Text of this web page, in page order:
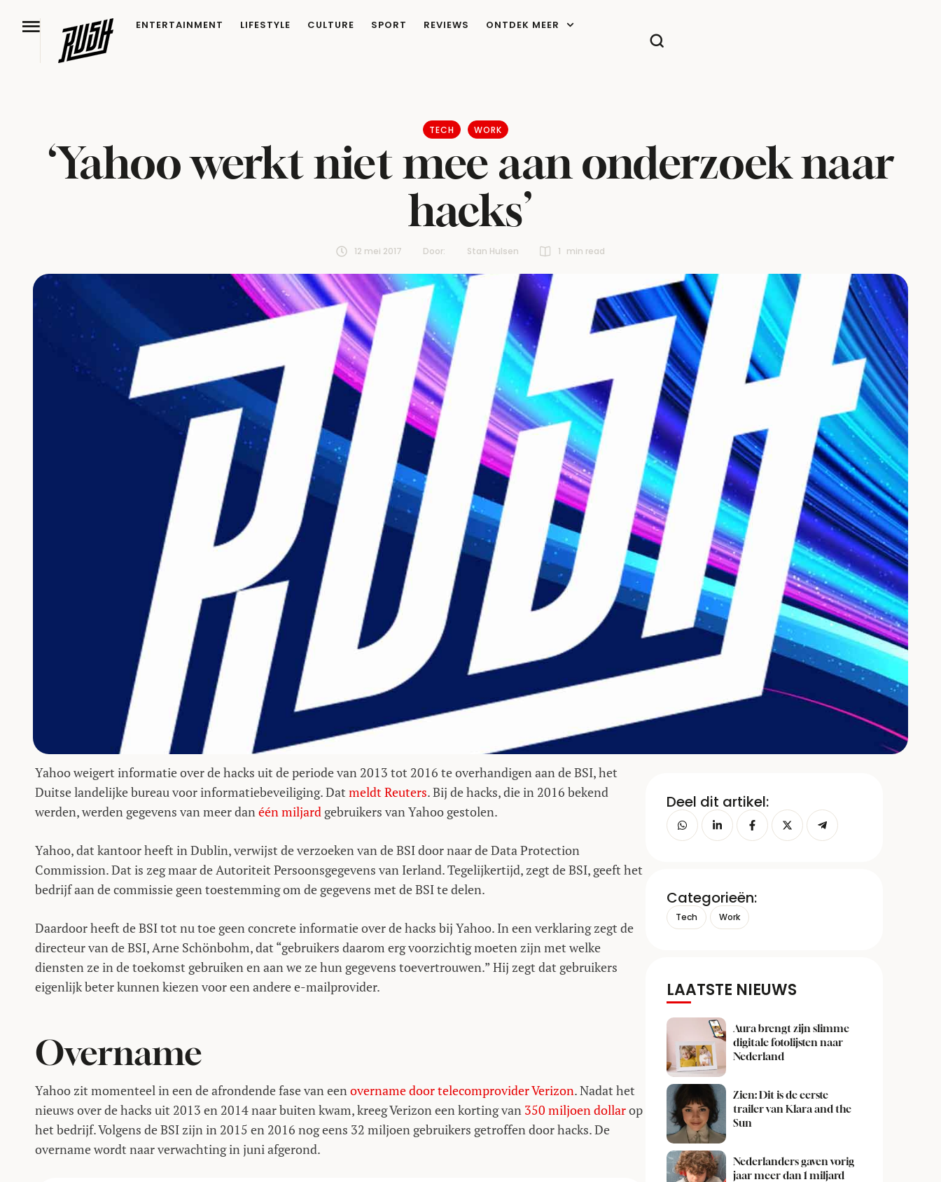
ENTERTAINMENT LIFESTYLE CULTURE SPORT REVIEWS ONTDEK MEER
TECH WORK
‘Yahoo werkt niet mee aan onderzoek naar
hacks’
12 mei 2017 Door: Stan Hulsen 1 min read
Yahoo weigert informatie over de hacks uit de periode van 2013 tot 2016 te overhandigen aan de BSI, het
Duitse landelijke bureau voor informatiebeveiliging. Dat meldt Reuters. Bij de hacks, die in 2016 bekend
werden, werden gegevens van meer danéén miljard gebruikers van Yahoo gestolen.
Yahoo, dat kantoor heeft in Dublin, verwijst de verzoeken van de BSI door naar de Data Protection
Commission. Dat is zeg maar de Autoriteit Persoonsgegevens van Ierland. Tegelijkertijd, zegt de BSI, geeft het
bedrijf aan de commissie geen toestemming om de gegevens met de BSI te delen.
Daardoor heeft de BSI tot nu toe geen concrete informatie over de hacks bij Yahoo. In een verklaring zegt de
directeur van de BSI, Arne Schönbohm, dat “gebruikers daarom erg voorzichtig moeten zijn met welke
diensten ze in de toekomst gebruiken en aan we ze hun gegevens toevertrouwen.” Hij zegt dat gebruikers
eigenlijk beter kunnen kiezen voor een andere e-mailprovider.
Overname
Yahoo zit momenteel in een de afrondende fase van een overname door telecomprovider Verizon. Nadat het
nieuws over de hacks uit 2013 en 2014 naar buiten kwam, kreeg Verizon een korting van 350 miljoen dollarop
het bedrijf. Volgens de BSI zijn in 2015 en 2016 nog eens 32 miljoen gebruikers getroffen door hacks. De
overname wordt naar verwachting in juni afgerond.
Deel dit artikel:
Categorieën:
Tech Work
LAATSTE NIEUWS
Aura brengt zijn slimme
digitale fotolijsten naar
Nederland
Zien: Dit is de eerste
trailer van Klara and the
Sun
Nederlanders gaven vorig
jaar meer dan 1 miljard